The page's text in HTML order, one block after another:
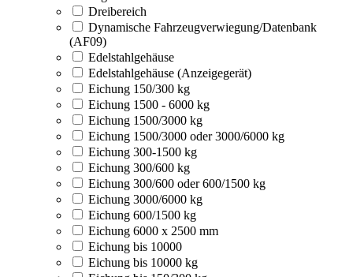
Dreibereich
Dynamische Fahrzeugverwiegung/Datenbank
(AF09)
Edelstahlgehäuse
Edelstahlgehäuse (Anzeigegerät)
Eichung 150/300 kg
Eichung 1500 - 6000 kg
Eichung 1500/3000 kg
Eichung 1500/3000 oder 3000/6000 kg
Eichung 300-1500 kg
Eichung 300/600 kg
Eichung 300/600 oder 600/1500 kg
Eichung 3000/6000 kg
Eichung 600/1500 kg
Eichung 6000 x 2500 mm
Eichung bis 10000
Eichung bis 10000 kg